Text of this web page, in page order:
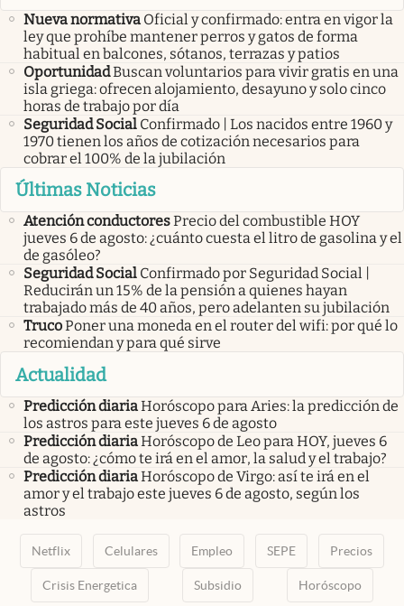
Nueva normativa Oficial y confirmado: entra en vigor la
ley que prohíbe mantener perros y gatos de forma
habitual en balcones, sótanos, terrazas y patios
OportunidadBuscan voluntarios para vivir gratis en una
isla griega: ofrecen alojamiento, desayuno y solo cinco
horas de trabajo por día
Seguridad Social Confirmado | Los nacidos entre 1960 y
1970 tienen los años de cotización necesarios para
cobrar el 100% de la jubilación
Últimas Noticias
Atención conductoresPrecio del combustible HOY
jueves 6 de agosto: ¿cuánto cuesta el litro de gasolina y el
de gasóleo?
Seguridad Social Confirmado por Seguridad Social |
Reducirán un 15% de la pensión a quienes hayan
trabajado más de 40 años, pero adelanten su jubilación
TrucoPoner una moneda en el router del wifi: por qué lo
recomiendan y para qué sirve
Actualidad
Predicción diariaHoróscopo para Aries: la predicción de
los astros para este jueves 6 de agosto
Predicción diariaHoróscopo de Leo para HOY, jueves 6
de agosto: ¿cómo te irá en el amor, la salud y el trabajo?
Predicción diariaHoróscopo de Virgo: así te irá en el
amor y el trabajo este jueves 6 de agosto, según los
astros
Netflix Celulares Empleo SEPE Precios
Crisis Energetica Subsidio Horóscopo